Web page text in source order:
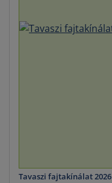
Tavaszi fajtakínálat 2026